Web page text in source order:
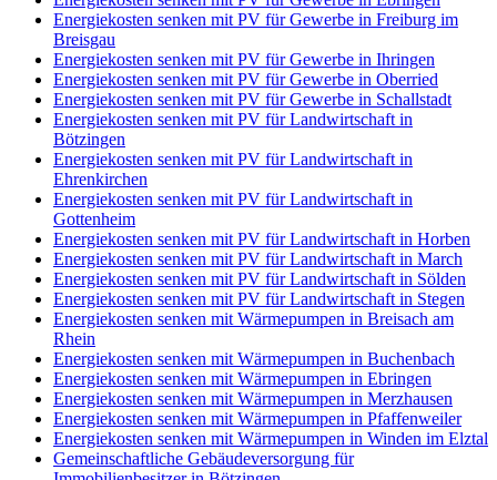
Energiekosten senken mit PV für Gewerbe in Freiburg im
Breisgau
Energiekosten senken mit PV für Gewerbe in Ihringen
Energiekosten senken mit PV für Gewerbe in Oberried
Energiekosten senken mit PV für Gewerbe in Schallstadt
Energiekosten senken mit PV für Landwirtschaft in
Bötzingen
Energiekosten senken mit PV für Landwirtschaft in
Ehrenkirchen
Energiekosten senken mit PV für Landwirtschaft in
Gottenheim
Energiekosten senken mit PV für Landwirtschaft in Horben
Energiekosten senken mit PV für Landwirtschaft in March
Energiekosten senken mit PV für Landwirtschaft in Sölden
Energiekosten senken mit PV für Landwirtschaft in Stegen
Energiekosten senken mit Wärmepumpen in Breisach am
Rhein
Energiekosten senken mit Wärmepumpen in Buchenbach
Energiekosten senken mit Wärmepumpen in Ebringen
Energiekosten senken mit Wärmepumpen in Merzhausen
Energiekosten senken mit Wärmepumpen in Pfaffenweiler
Energiekosten senken mit Wärmepumpen in Winden im Elztal
Gemeinschaftliche Gebäudeversorgung für